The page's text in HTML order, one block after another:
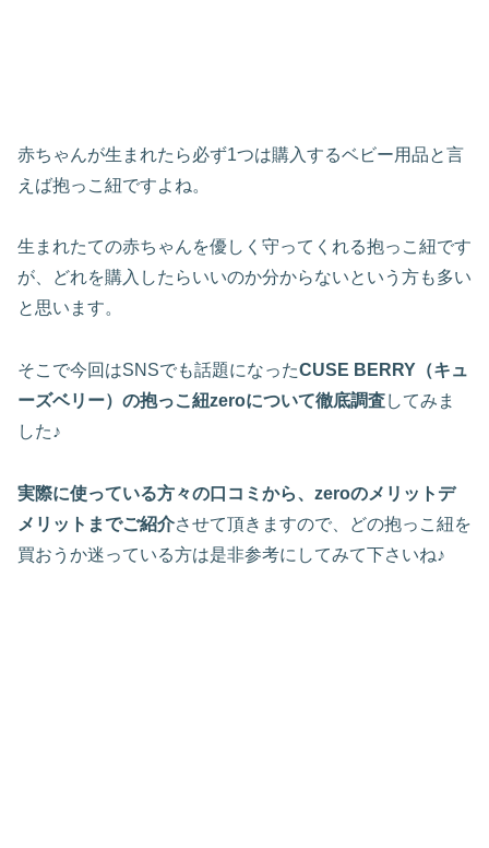
赤ちゃんが生まれたら必ず1つは購入するベビー用品と言
えば抱っこ紐ですよね。
生まれたての赤ちゃんを優しく守ってくれる抱っこ紐です
が、どれを購入したらいいのか分からないという方も多い
と思います。
そこで今回はSNSでも話題になったCUSE BERRY（キュ
ーズベリー）の抱っこ紐zeroについて徹底調査してみま
した♪
実際に使っている方々の口コミから、zeroのメリットデ
メリットまでご紹介させて頂きますので、どの抱っこ紐を
買おうか迷っている方は是非参考にしてみて下さいね♪